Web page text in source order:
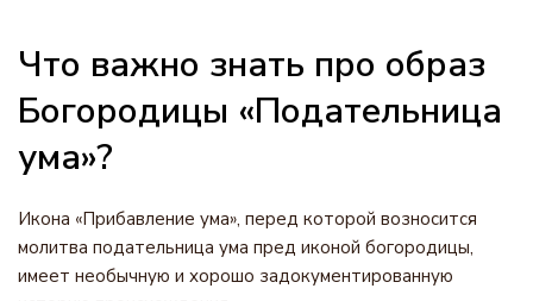
Что важно знать про образ
Богородицы «Подательница
ума»?
Икона «Прибавление ума», перед которой возносится
молитва подательница ума пред иконой богородицы,
имеет необычную и хорошо задокументированную